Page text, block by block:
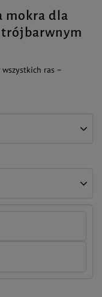
mokra dla
trójbarwnym
ras –